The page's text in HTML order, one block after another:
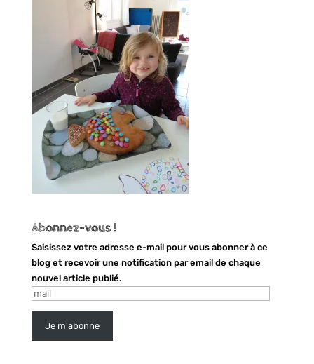
Abonnez-vous !
Saisissez votre adresse e-mail pour vous abonner à ce
blog et recevoir une notification par email de chaque
nouvel article publié.
mail
Je m'abonne